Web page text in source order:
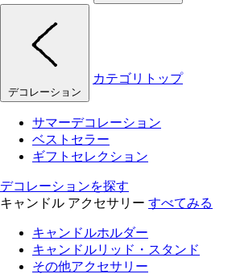
デコレーション
カテゴリトップ
サマーデコレーション
ベストセラー
ギフトセレクション
デコレーションを探す
キャンドル アクセサリー すべてみる
キャンドルホルダー
キャンドルリッド・スタンド
その他アクセサリー